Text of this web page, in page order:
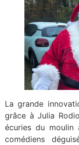
La grande
grâce à Julia
écuries du moulin
comédiens